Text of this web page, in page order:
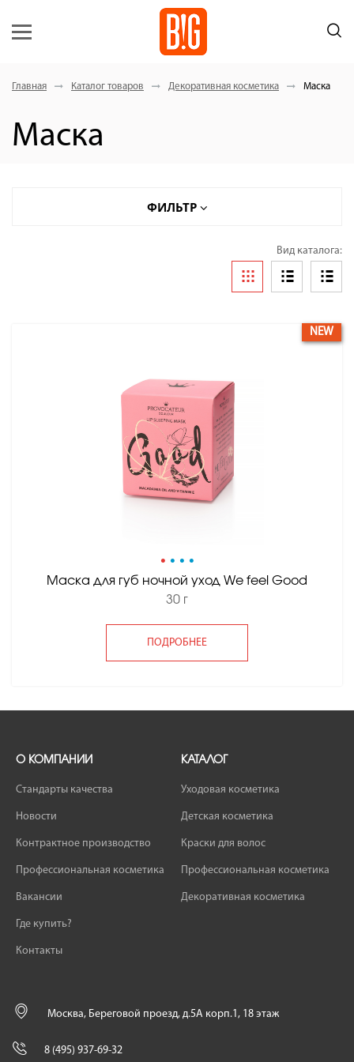
Главная Каталог товаров Декоративная косметика Маска
Маска
ФИЛЬТР
Вид каталога:
• • • •
Маска для губ ночной уход We feel Good
30 г
ПОДРОБНЕЕ
NEW
О КОМПАНИИ
Стандарты качества
Новости
Контрактное производство
Профессиональная косметика
Вакансии
Где купить?
Контакты
КАТАЛОГ
Уходовая косметика
Детская косметика
Краски для волос
Профессиональная косметика
Декоративная косметика
Москва, Береговой проезд, д.5А корп.1, 18 этаж
8 (495) 937-69-32